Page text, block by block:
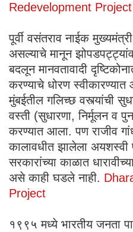
Redevelopment Project
पूर्वी वसंतराव नाईक
असल्याचे मानून
बदलून मानवतावादी
करण्याचे धोरण
मुंबईतील गलिच्छ वस्त्यांची
वस्ती (सुधारणा, निर्मूलन व
करण्यात आला. पण राजीव
कालावधीत झालेला अयशस्वी
सरकारांच्या काळात
असे काही घडले नाही.
Project
१९९५ मध्ये भारतीय जनता